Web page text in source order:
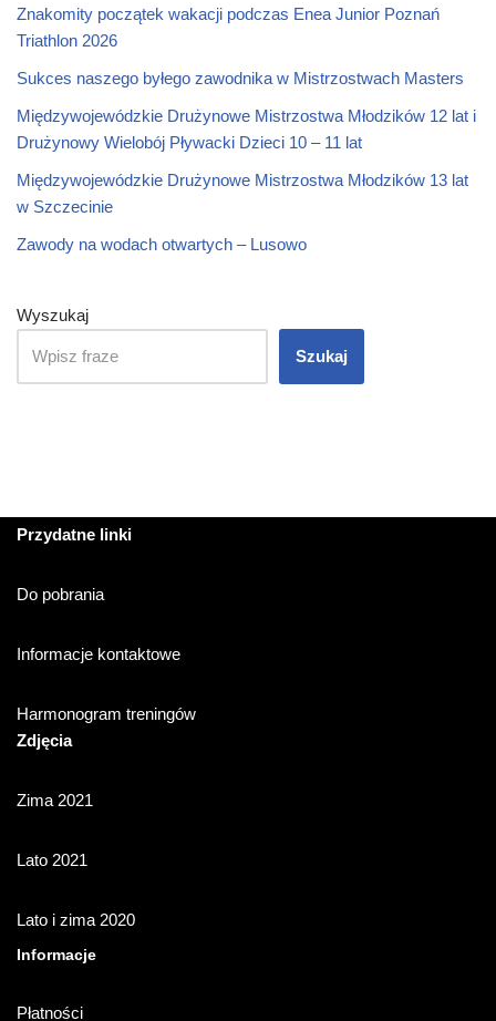
Znakomity początek wakacji podczas Enea Junior Poznań
Triathlon 2026
Sukces naszego byłego zawodnika w Mistrzostwach Masters
Międzywojewódzkie Drużynowe Mistrzostwa Młodzików 12 lat i
Drużynowy Wielobój Pływacki Dzieci 10 – 11 lat
Międzywojewódzkie Drużynowe Mistrzostwa Młodzików 13 lat
w Szczecinie
Zawody na wodach otwartych – Lusowo
Wyszukaj
Szukaj
Przydatne linki
Do pobrania
Informacje kontaktowe
Harmonogram treningów
Zdjęcia
Zima 2021
Lato 2021
Lato i zima 2020
Informacje
Płatności